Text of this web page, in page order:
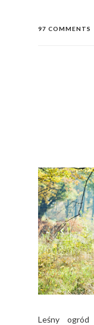
97 COMMENTS
Leśny ogród